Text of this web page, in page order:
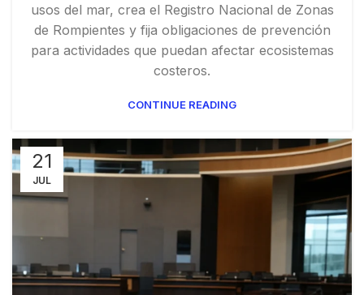
usos del mar, crea el Registro Nacional de Zonas
de Rompientes y fija obligaciones de prevención
para actividades que puedan afectar ecosistemas
costeros.
CONTINUE READING
21
JUL